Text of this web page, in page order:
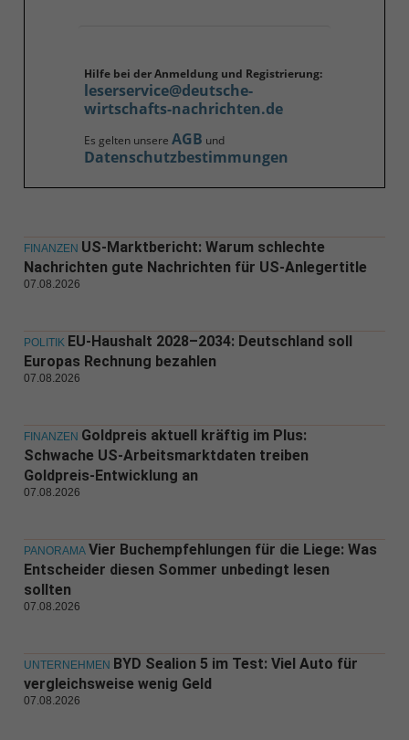
Hilfe bei der Anmeldung und Registrierung:
leserservice@deutsche-
wirtschafts-nachrichten.de
Es gelten unsere AGB und
Datenschutzbestimmungen
FINANZEN US-Marktbericht: Warum schlechte
Nachrichten gute Nachrichten für US-Anlegertitle
07.08.2026
POLITIK EU-Haushalt 2028–2034: Deutschland soll
Europas Rechnung bezahlen
07.08.2026
FINANZEN Goldpreis aktuell kräftig im Plus:
Schwache US-Arbeitsmarktdaten treiben
Goldpreis-Entwicklung an
07.08.2026
PANORAMA Vier Buchempfehlungen für die Liege: Was
Entscheider diesen Sommer unbedingt lesen
sollten
07.08.2026
UNTERNEHMEN BYD Sealion 5 im Test: Viel Auto für
vergleichsweise wenig Geld
07.08.2026